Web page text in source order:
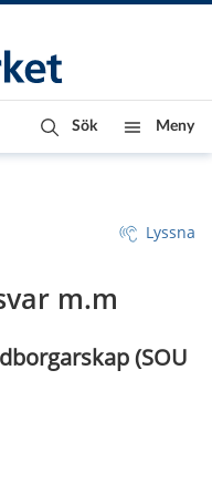
Sök Meny
Lyssna
m.m
(SOU